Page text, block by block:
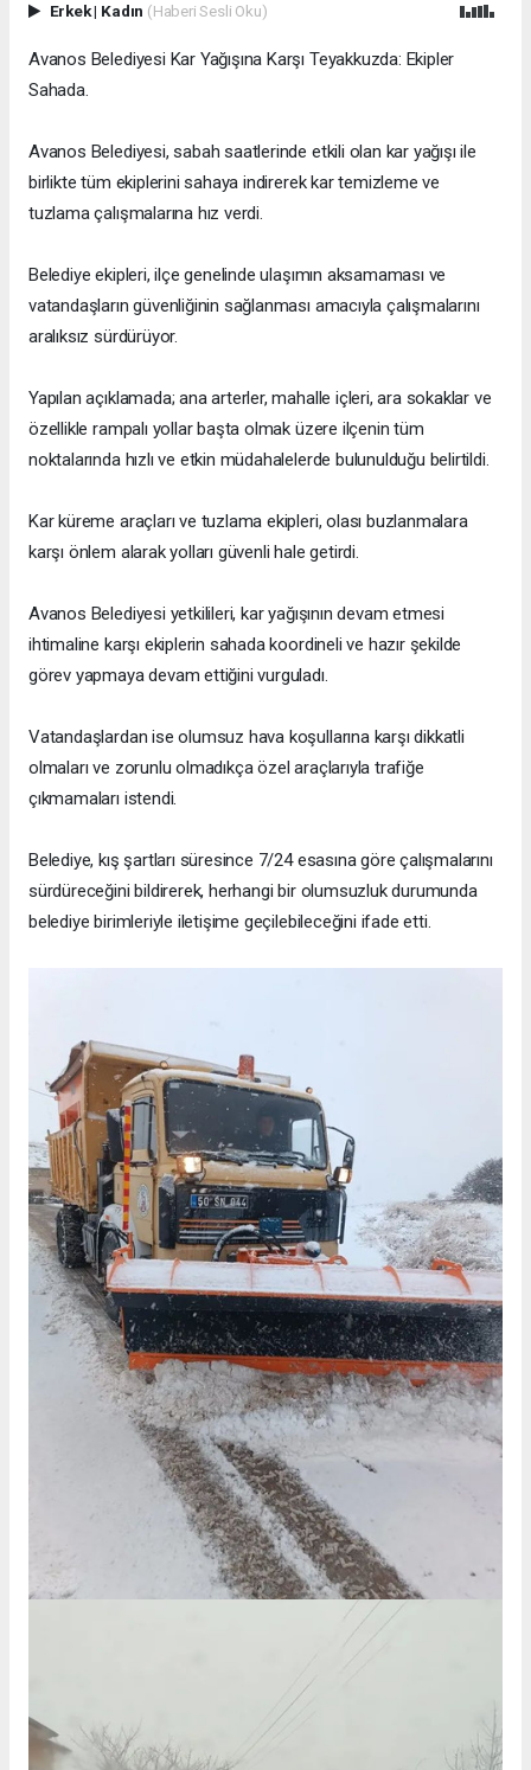
Erkek| Kadın (Haberi Sesli Oku)
Avanos Belediyesi Kar Yağışına Karşı Teyakkuzda: Ekipler
Sahada.
Avanos Belediyesi, sabah saatlerinde etkili olan kar yağışı ile
birlikte tüm ekiplerini sahaya indirerek kar temizleme ve
tuzlama çalışmalarına hız verdi.
Belediye ekipleri, ilçe genelinde ulaşımın aksamaması ve
vatandaşların güvenliğinin sağlanması amacıyla çalışmalarını
aralıksız sürdürüyor.
Yapılan açıklamada; ana arterler, mahalle içleri, ara sokaklar ve
özellikle rampalı yollar başta olmak üzere ilçenin tüm
noktalarında hızlı ve etkin müdahalelerde bulunulduğu belirtildi.
Kar küreme araçları ve tuzlama ekipleri, olası buzlanmalara
karşı önlem alarak yolları güvenli hale getirdi.
Avanos Belediyesi yetkilileri, kar yağışının devam etmesi
ihtimaline karşı ekiplerin sahada koordineli ve hazır şekilde
görev yapmaya devam ettiğini vurguladı.
Vatandaşlardan ise olumsuz hava koşullarına karşı dikkatli
olmaları ve zorunlu olmadıkça özel araçlarıyla trafiğe
çıkmamaları istendi.
Belediye, kış şartları süresince 7/24 esasına göre çalışmalarını
sürdüreceğini bildirerek, herhangi bir olumsuzluk durumunda
belediye birimleriyle iletişime geçilebileceğini ifade etti.